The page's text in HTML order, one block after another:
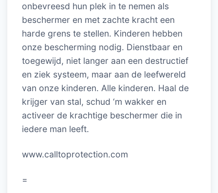
onbevreesd hun plek in te nemen als
beschermer en met zachte kracht een
harde grens te stellen. Kinderen hebben
onze bescherming nodig. Dienstbaar en
toegewijd, niet langer aan een destructief
en ziek systeem, maar aan de leefwereld
van onze kinderen. Alle kinderen. Haal de
krijger van stal, schud ‘m wakker en
activeer de krachtige beschermer die in
iedere man leeft.
www.calltoprotection.com
=